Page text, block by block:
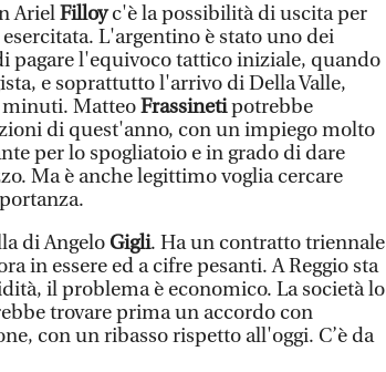
ArielFilloyc'è la possibilità di uscita per
L'argentino è stato uno dei
pagare l'equivoco tattico iniziale, quando
e soprattutto l'arrivo di Della Valle,
minuti. MatteoFrassinetipotrebbe
di quest'anno, con un impiego molto
per lo spogliatoio e in grado di dare
Ma è anche legittimo voglia cercare
di AngeloGigli. Ha un contratto triennale
in essere ed a cifre pesanti. A Reggio sta
il problema è economico. La società lo
trovare prima un accordo con
con un ribasso rispetto all'oggi. C’è da